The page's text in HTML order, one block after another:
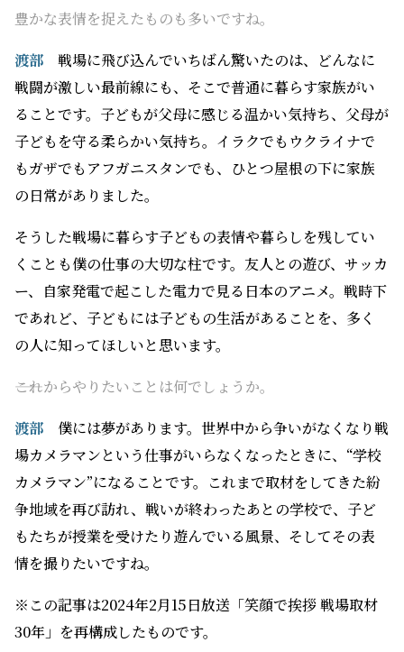
子どもを守る柔らかい気持ち。イラクでもウクライナで
の日常がありました。
そうした戦場に暮らす子どもの表情や暮らしを残してい
くことも僕の仕事の大切な柱です。友人との遊び、サッカ
ー、自家発電で起こした電力で見る日本のアニメ。戦時下
であれど、子どもには子どもの生活があることを、多く
――これからやりたいことは何でしょうか。
渡部
僕には夢があります。世界中から争いがなくなり戦
場カメラマンという仕事がいらなくなったときに、“学校
カメラマン”になることです。これまで取材をしてきた紛
争地域を再び訪れ、戦いが終わったあとの学校で、子ど
情を撮りたいですね。
※この記事は2024年2月15日放送「笑顔で挨拶 戦場取材
30年」を再構成したものです。
戦場カメラマン・渡部陽一さんのお話の続きは 月刊誌
『ラジオ深夜便』6月号
や、現地で知った子どもたちの「学びたい」という思い
などについてお話しています。